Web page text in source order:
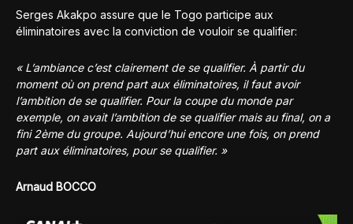
Serges Akakpo assure que le Togo participe aux
éliminatoires avec la conviction de vouloir se qualifier:
« L’ambiance c’est clairement de se qualifier. À partir du
moment où on prend part aux éliminatoires, il faut avoir
l’ambition de se qualifier. Pour la coupe du monde par
exemple, on avait l’ambition de se qualifier mais au final, on a
fini 2ème du groupe. Aujourd’hui encore une fois, on prend
part aux éliminatoires, pour se qualifier. »
Arnaud BOCCO